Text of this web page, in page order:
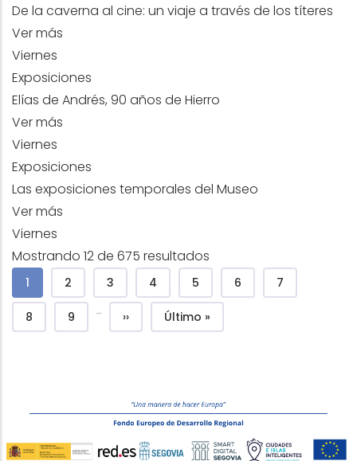
De la caverna al cine: un viaje a través de los títeres
Ver más
Viernes
Exposiciones
Elías de Andrés, 90 años de Hierro
Ver más
Viernes
Exposiciones
Las exposiciones temporales del Museo
Ver más
Viernes
Mostrando 12 de 675 resultados
Paginación
Página actual
1 Page
2 Page
3 Page
4 Page
5 Page
6 Page
7
Page
8 Page
9 … Siguiente página
›› Última página
Último »